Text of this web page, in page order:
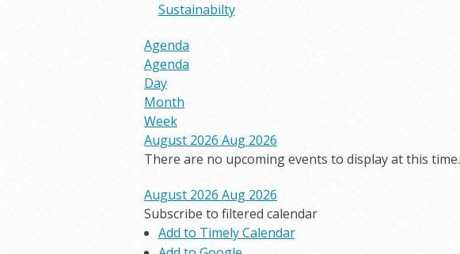
Sustainabilty
Agenda
Agenda
Day
Month
Week
August 2026 Aug 2026
There are no upcoming events to display at this time.
August 2026 Aug 2026
Subscribe to filtered calendar
Add to Timely Calendar